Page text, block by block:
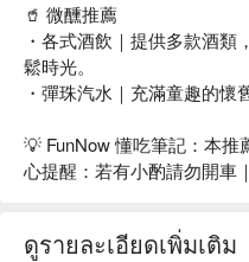
🥤 微醺推薦
・各式酒飲｜提供多款酒
鬆時光。
・彈珠汽水｜充滿童趣的懷
💡 FunNow 懂吃筆記：本
心提醒：若有小酌請勿開車
ดูรายละเอียดเพิ่มเติม